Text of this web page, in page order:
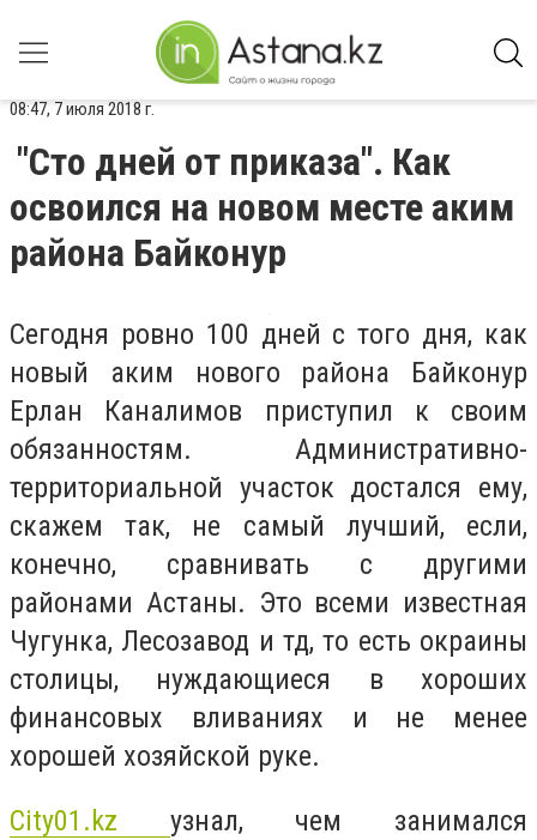
08:47, 7 июля 2018 г.
"Сто дней от приказа". Как
освоился на новом месте аким
района Байконур
Сегодня ровно 100 дней с того дня, как
новый аким нового района Байконур
Ерлан Каналимов приступил к своим
обязанностям. Административно-
территориальной участок достался ему,
скажем так, не самый лучший, если,
конечно, сравнивать с другими
районами Астаны. Это всеми известная
Чугунка, Лесозавод и тд, то есть окраины
столицы, нуждающиеся в хороших
финансовых вливаниях и не менее
хорошей хозяйской руке.
Сity01.kz узнал, чем занимался